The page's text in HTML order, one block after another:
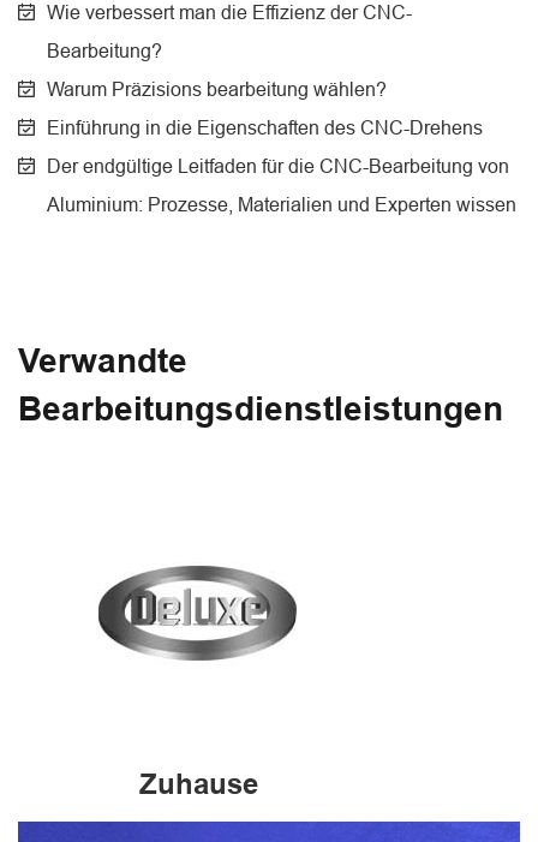
Wie verbessert man die Effizienz der CNC-
Bearbeitung?
Warum Präzisions bearbeitung wählen?
Einführung in die Eigenschaften des CNC-Drehens
Der endgültige Leitfaden für die CNC-Bearbeitung von
Aluminium: Prozesse, Materialien und Experten wissen
Verwandte
Bearbeitungsdienstleistungen
Zuhause